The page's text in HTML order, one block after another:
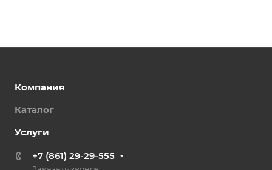
Компания
Каталог
Услуги
+7 (861) 29-29-555